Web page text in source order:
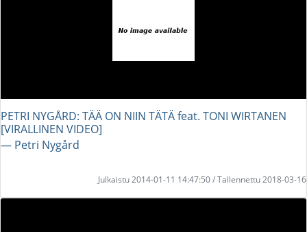
PETRI NYGÅRD: TÄÄ ON NIIN TÄTÄ feat. TONI WIRTANEN
[VIRALLINEN VIDEO]
― Petri Nygård
Julkaistu 2014-01-11 14:47:50 / Tallennettu 2018-03-16